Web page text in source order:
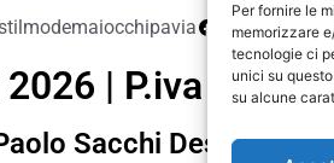
Per fornire le
memorizzare
tecnologie ci
unici su
su alcune
| P.iva
Sacchi Design